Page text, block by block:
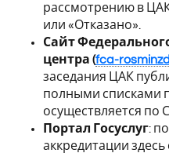
рассмотрению в
или «Отказано».
Сайт
центра (fca-
заседания ЦАК
полными списками
осуществляется по
Портал Госуслуг:
аккредитации здесь